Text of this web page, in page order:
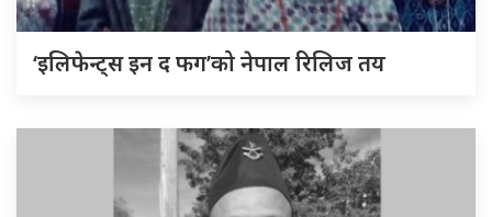
‘इलिफेन्ट्स इन द फग’को नेपाल रिलिज तय